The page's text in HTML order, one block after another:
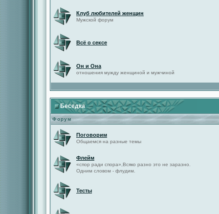
Клуб любителей женщин
Мужской форум
Всё о сексе
Он и Она
отношения мужду женщиной и мужчиной
Беседка
Форум
Поговорим
Общаемся на разные темы
Флейм
«спор ради спора»,Всяко разно это не заразно.
Одним словом - флудим.
Тесты